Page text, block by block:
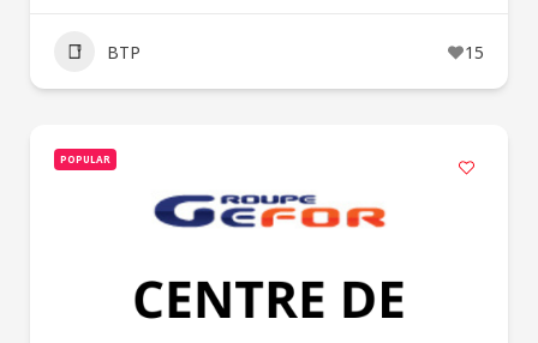
BTP 15
POPULAR